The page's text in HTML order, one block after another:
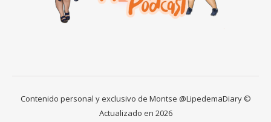
Contenido personal y exclusivo de Montse @LipedemaDiary ©
Actualizado en 2026